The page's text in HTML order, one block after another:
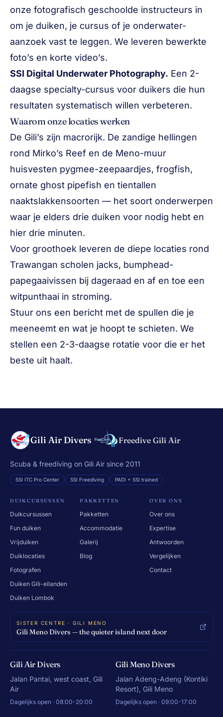
onze fotografisch geschoolde instructeurs in
om je duiken, je cursus of je onderwater-
aanzoek vast te leggen. We leveren bewerkte
foto’s en korte video’s.
SSI Digital Underwater Photography. Een 2-
daagse specialty-cursus voor duikers die hun
resultaten systematisch willen verbeteren.
Waarom onze locaties werken
De Gili’s zijn macrorijk. De zandige hellingen
rond Mirko’s Reef en de Meno-muur
huisvesten pygmee-zeepaardjes, frogfish,
ornate ghost pipefish en tientallen
naaktslakkensoorten — het soort onderwerpen
waar je elders drie duiken voor nodig hebt en
hier drie minuten.
Voor groothoek leveren de diepe locaties rond
Trawangan scholen jacks, bumphead-
papegaaivissen bij dageraad en af en toe een
witpunthaai in stroming.
Stuur ons een bericht met de spullen die je
meeneemt en wat je hoopt te schieten. We
stellen een 2-3-daagse rotatie voor die er het
beste uit haalt.
Gili Air Divers Freedive Gili Air
Scuba & freediving on Gili Air since 2011
SSI ITC Pro Center SSI Freediving PADI + SSI trained
DUIKCURSUSSEN
Duikcursussen
Fun duiken
Vrijduiken
Duiklocaties
Fotografen
Duiken Gili-eilanden
Duiken Lombok
PAKKETTEN
Pakketten
Accommodatie
Galerij
Blog
OVER ONS
Over ons
Expertise
Antwoorden
Vergelijken
Contact
SISTER CENTRE · GILI MENO
Gili Meno Divers — the quieter island next door
Gili Air Divers
Jalan Pantai, west coast, Gili
Air
Dagelijks open · 08:00-20:00
Gili Meno Divers
Jalan Adeng-Adeng (Kontiki
Resort), Gili Meno
Dagelijks open · 09:00-17:00